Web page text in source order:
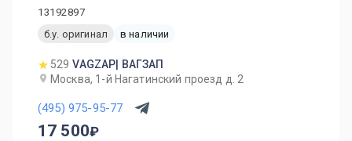
13192897
б.у. оригинал
в наличии
529 VAGZAP| ВАГЗАП
Москва, 1-й Нагатинский проезд д. 2
(495) 975-95-77
17 500